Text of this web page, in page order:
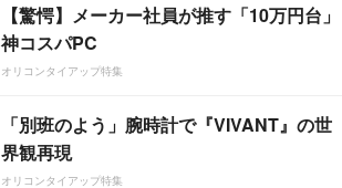
【驚愕】メーカー社員が推す「10万円台」
神コスパPC
オリコンタイアップ特集
「別班のよう」腕時計で『VIVANT』の世
界観再現
オリコンタイアップ特集